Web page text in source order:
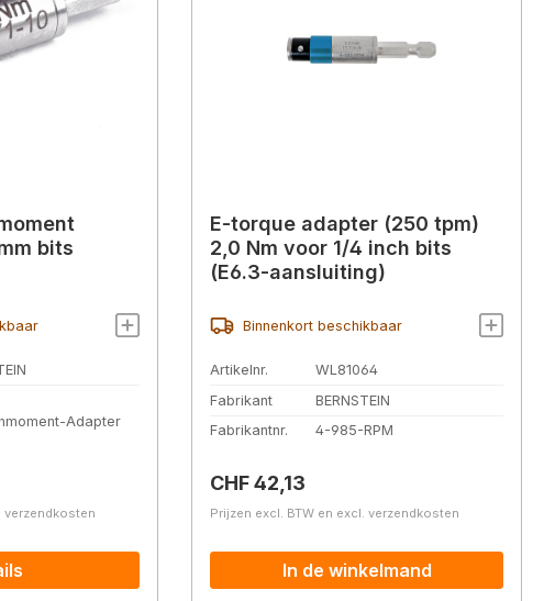
bits
Adapter
verzendkosten
E-torque adapter (250 tpm)
2,0 Nm voor 1/4 inch bits
(E6.3-aansluiting)
Binnenkort beschikbaar
Artikelnr.
WL81064
Fabrikant
BERNSTEIN
Fabrikantnr.
4-985-RPM
Normale prijs:
CHF 42,13
Prijzen excl. BTW en excl. verzendkosten
In de winkelmand